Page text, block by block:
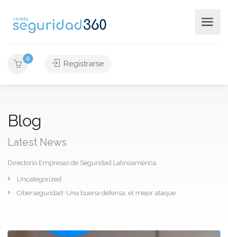
0
Registrarse
Blog
Latest News
Directorio Empresas de Seguridad Latinoamérica
Uncategorized
Ciberseguridad: Una buena defensa, el mejor ataque